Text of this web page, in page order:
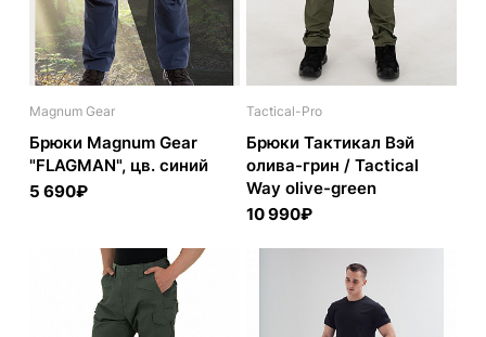
Magnum Gear
Брюки Magnum Gear
"FLAGMAN", цв. синий
5 690₽
Tactical-Pro
Брюки Тактикал Вэй
олива-грин / Tactical
Way olive-green
10 990₽